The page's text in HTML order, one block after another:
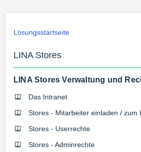
Lösungsstartseite
LINA Stores
LINA Stores Verwaltung und
Das Intranet
Stores - Mitarbeiter einladen / zum
Stores - Userrechte
Stores - Adminrechte